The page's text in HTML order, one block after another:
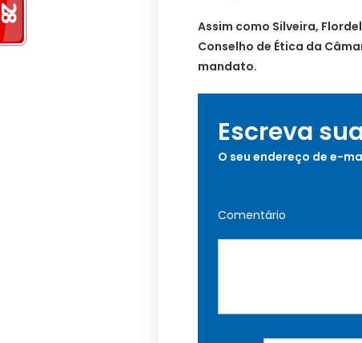
Assim como Silveira,
Conselho de Ética da
mandato.
Escreva
O seu endereço de e-
Comentário